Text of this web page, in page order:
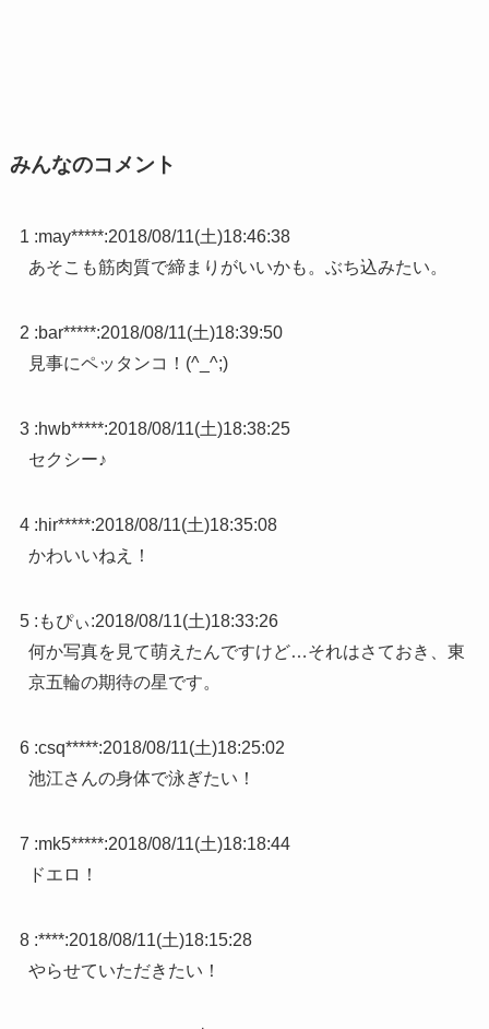
みんなのコメント
1 :may*****:2018/08/11(土)18:46:38
あそこも筋肉質で締まりがいいかも。ぶち込みたい。
2 :bar*****:2018/08/11(土)18:39:50
見事にペッタンコ！(^_^;)
3 :hwb*****:2018/08/11(土)18:38:25
セクシー♪
4 :hir*****:2018/08/11(土)18:35:08
かわいいねえ！
5 : もぴぃ:2018/08/11(土)18:33:26
何か写真を見て萌えたんですけど…それはさておき、東
京五輪の期待の星です。
6 :csq*****:2018/08/11(土)18:25:02
池江さんの身体で泳ぎたい！
7 :mk5*****:2018/08/11(土)18:18:44
ドエロ！
8 :****:2018/08/11(土)18:15:28
やらせていただきたい！